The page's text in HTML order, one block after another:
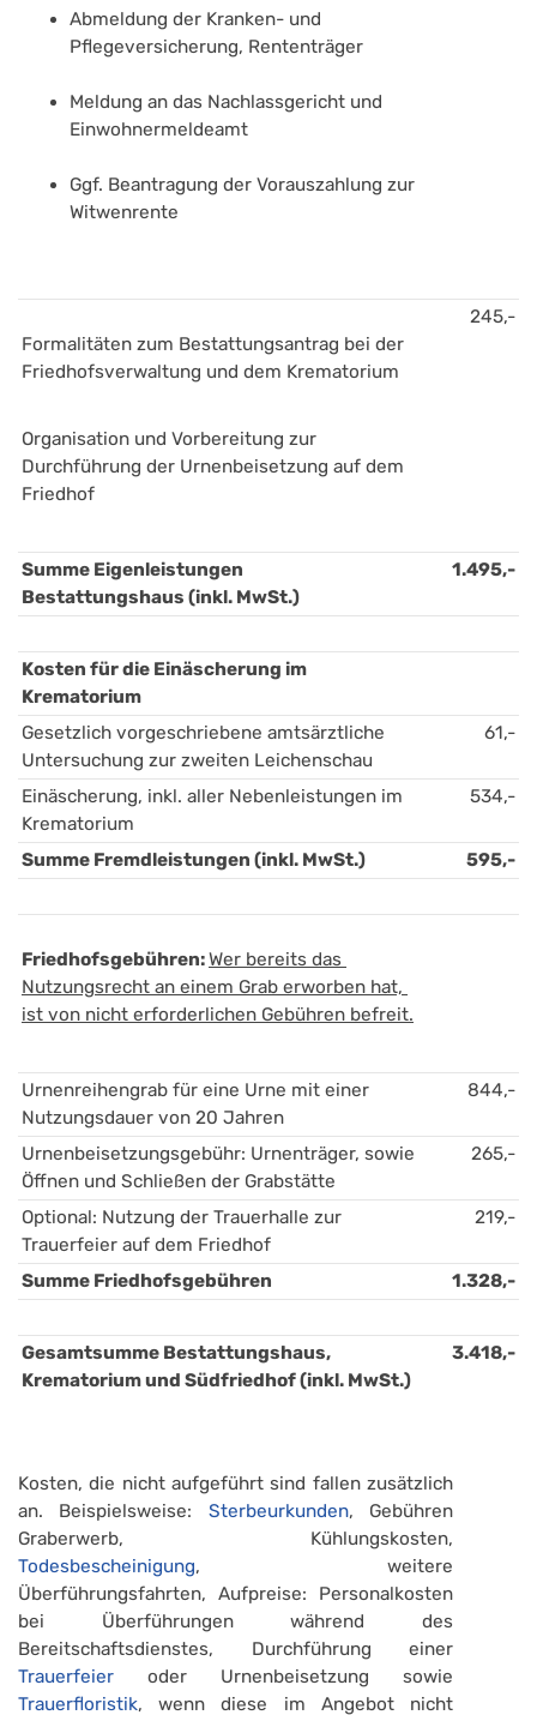
Abmeldung der Kranken- und
Pflegeversicherung, Rententräger
Meldung an das Nachlassgericht und
Einwohnermeldeamt
Ggf. Beantragung der Vorauszahlung zur
Witwenrente
Formalitäten zum Bestattungsantrag bei der
Friedhofsverwaltung und dem Krematorium
Organisation und Vorbereitung zur
Durchführung der Urnenbeisetzung auf dem
Friedhof
245,-
Summe Eigenleistungen
Bestattungshaus (inkl. MwSt.)
1.495,-
Kosten für die Einäscherung im
Krematorium
Gesetzlich vorgeschriebene amtsärztliche
Untersuchung zur zweiten Leichenschau
61,-
Einäscherung, inkl. aller Nebenleistungen im
Krematorium
534,-
Summe Fremdleistungen (inkl. MwSt.) 595,-
Friedhofsgebühren: Wer bereits das
Nutzungsrecht an einem Grab erworben hat,
ist von nicht erforderlichen Gebühren befreit.
Urnenreihengrab für eine Urne mit einer
Nutzungsdauer von 20 Jahren
844,-
Urnenbeisetzungsgebühr: Urnenträger, sowie
Öffnen und Schließen der Grabstätte
265,-
Optional: Nutzung der Trauerhalle zur
Trauerfeier auf dem Friedhof
219,-
Summe Friedhofsgebühren 1.328,-
Gesamtsumme Bestattungshaus,
Krematorium und Südfriedhof (inkl. MwSt.)
3.418,-
Kosten, die nicht aufgeführt sind fallen zusätzlich
an. Beispielsweise: Sterbeurkunden, Gebühren
Graberwerb, Kühlungskosten,
Todesbescheinigung, weitere
Überführungsfahrten, Aufpreise: Personalkosten
bei Überführungen während des
Bereitschaftsdienstes, Durchführung einer
Trauerfeier oder Urnenbeisetzung sowie
Trauerfloristik, wenn diese im Angebot nicht